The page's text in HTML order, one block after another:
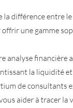
différence entre
une gamme
analyse financière
la liquidité
de consultants
aider à tracer la